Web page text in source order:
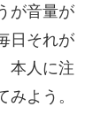
が音量が
日それが
本人に注
よう。